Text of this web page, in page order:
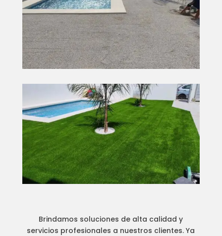
Brindamos soluciones de alta calidad y
servicios profesionales a nuestros clientes. Ya